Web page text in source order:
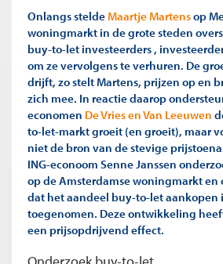
Onlangs stelde Maartje Martensop
woningmarkt in de grote steden
buy-to-let investeerders ,
om ze vervolgens te verhuren. De
drijft, zo stelt Martens, prijzen op en
zich mee. In reactie daarop
economen De Vries en Van Leeuwen
to-let-markt groeit (en groeit), maar
niet de bron van de stevige
ING-econoom Senne Janssen
op de Amsterdamse woningmarkt
dat het aandeel buy-to-let aankopen
toegenomen. Deze ontwikkeling
een prijsopdrijvend effect.